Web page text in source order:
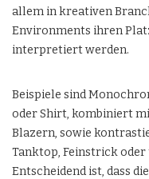
allem in kreativen
Environments ihren
interpretiert werden.
Beispiele sind
oder Shirt, kombiniert
Blazern, sowie
Tanktop, Feinstrick
Entscheidend ist, dass